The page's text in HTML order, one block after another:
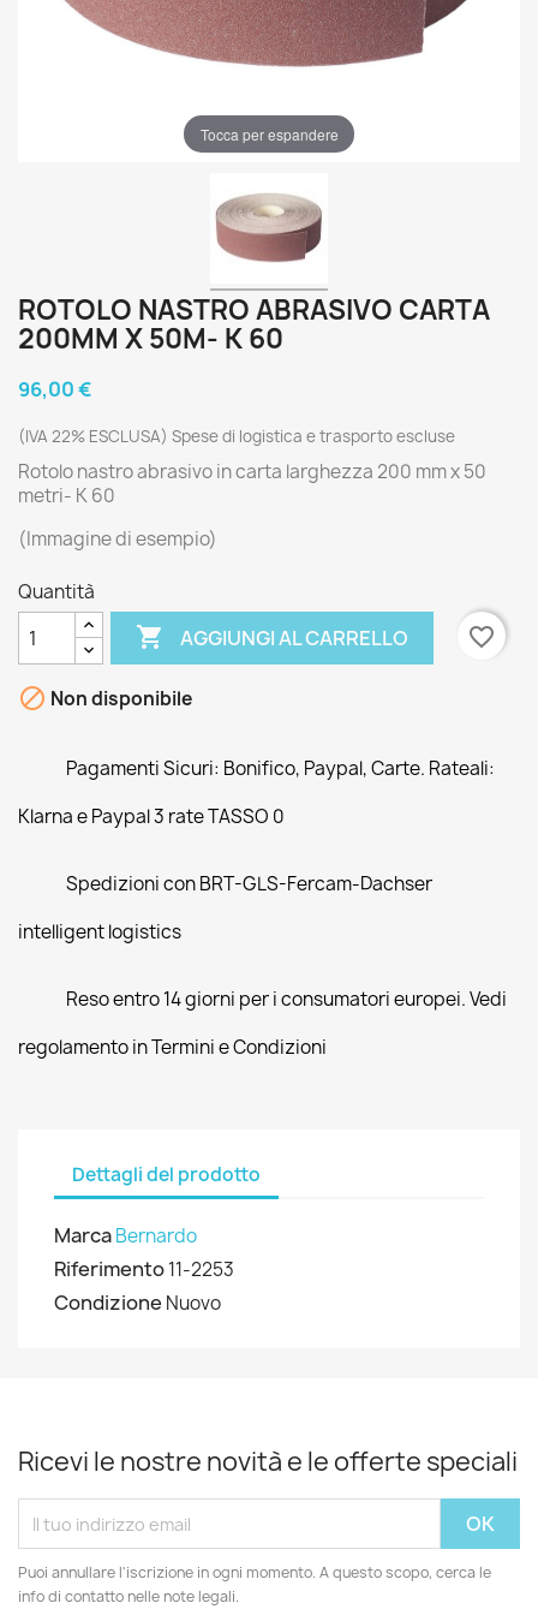
Tocca per espandere
ROTOLO NASTRO ABRASIVO CARTA
200MM X 50M- K 60
96,00 €
(IVA 22% ESCLUSA) Spese di logistica e trasporto escluse
Rotolo nastro abrasivo in carta larghezza 200 mm x 50
metri- K 60
(Immagine di esempio)
Quantità
 AGGIUNGI AL CARRELLO favorite_border
 Non disponibile
Pagamenti Sicuri: Bonifico, Paypal, Carte. Rateali:
Klarna e Paypal 3 rate TASSO 0
Spedizioni con BRT-GLS-Fercam-Dachser
intelligent logistics
Reso entro 14 giorni per i consumatori europei. Vedi
regolamento in Termini e Condizioni
Dettagli del prodotto
MarcaBernardo
Riferimento11-2253
Condizione Nuovo
Ricevi le nostre novità e le offerte speciali
Puoi annullare l'iscrizione in ogni momento. A questo scopo, cerca le
info di contatto nelle note legali.